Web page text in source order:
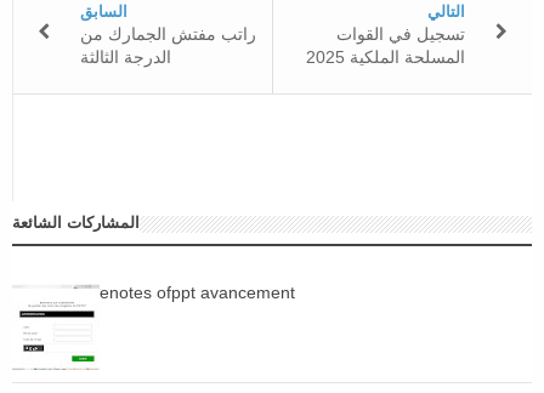
التالي
تسجيل في القوات
المسلحة الملكية 2025
السابق
راتب مفتش الجمارك من
الدرجة الثالثة
المشاركات الشائعة
enotes ofppt avancement